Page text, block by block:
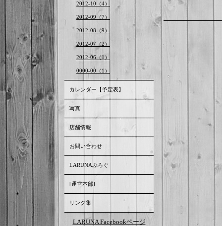
2012-10（4）
2012-09（7）
2012-08（9）
2012-07（2）
2012-06（1）
0000-00（1）
カレンダー【予定表】
写真
店舗情報
お問い合わせ
LARUNAぶろぐ
[運営本部]
リンク集
LARUNA Facebookページ